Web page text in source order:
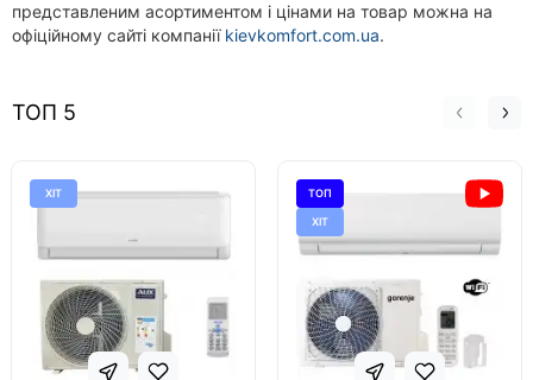
представленим асортиментом і цінами на товар можна на
офіційному сайті компанії kievkomfort.com.ua.
ТОП 5
ХІТ ТОП
ХІТ